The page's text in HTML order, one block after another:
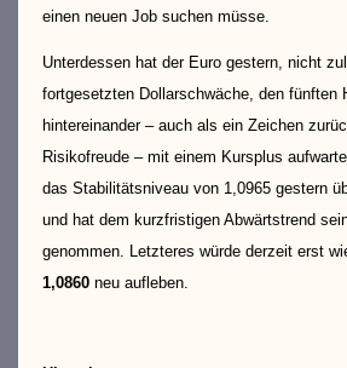
einen neuen Job suchen müsse.
Unterdessen hat der Euro gestern, nicht
fortgesetzten Dollarschwäche, den fünften
hintereinander – auch als ein Zeichen
Risikofreude – mit einem Kursplus
das Stabilitätsniveau von 1,0965 gestern
und hat dem kurzfristigen Abwärtstrend
genommen. Letzteres würde derzeit erst
1,0860 neu aufleben.